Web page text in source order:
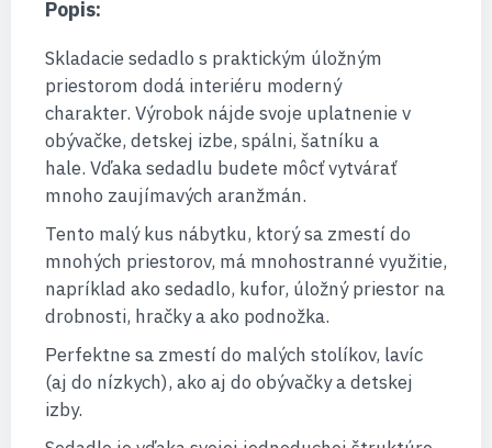
Popis:
Skladacie sedadlo s praktickým úložným
priestorom dodá interiéru moderný
charakter. Výrobok nájde svoje uplatnenie v
obývačke, detskej izbe, spálni, šatníku a
hale. Vďaka sedadlu budete môcť vytvárať
mnoho zaujímavých aranžmán.
Tento malý kus nábytku, ktorý sa zmestí do
mnohých priestorov, má mnohostranné využitie,
napríklad ako sedadlo, kufor, úložný priestor na
drobnosti, hračky a ako podnožka.
Perfektne sa zmestí do malých stolíkov, lavíc
(aj do nízkych), ako aj do obývačky a detskej
izby.